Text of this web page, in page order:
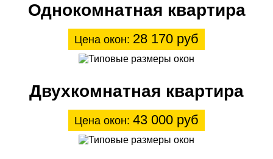
Однокомнатная квартира
Цена окон: 28 170 руб
Двухкомнатная квартира
Цена окон: 43 000 руб